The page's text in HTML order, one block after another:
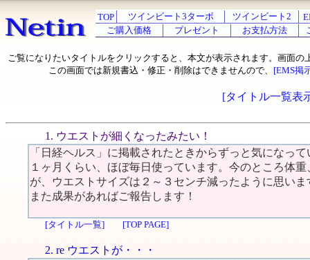
TOP ツインビート3ターボ ツインビート2
ご購入価格
プレゼント お支払方法
ご覧になりたいタイトルをクリックすると、本文が表示されます。画面の
この画面では新規書込・修正・削除はできませんので、 [EMS掲
[タイトル一覧表
1. ウエストが細くなったみたい！
「日経ヘルス」に掲載されたときからずっと気になっ
１ヶ月くらい、ほぼ毎日使っています。今のところ体
が、ウエストサイズは２～３センチ減ったように思いま
また成果があればご報告します！
[タイトル一覧] [TOP PAGE]
2. re ウエストが・・・